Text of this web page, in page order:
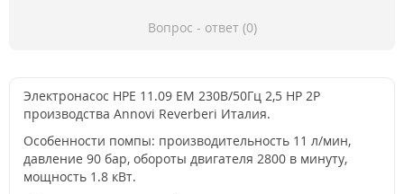
Вопрос - ответ (0)
Электронасос HPE 11.09 EM 230В/50Гц 2,5 HP 2P
производства Annovi Reverberi Италия.
Особенности помпы: производительность 11 л/мин,
давление 90 бар, обороты двигателя 2800 в минуту,
мощность 1.8 кВт.